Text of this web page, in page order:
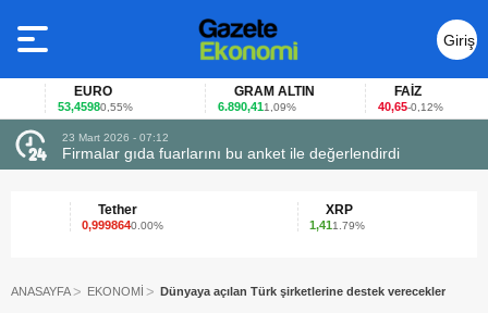
Giriş
Yap
EURO
53,45980,55%
GRAM ALTIN
6.890,411,09%
FAİZ
40,65 -0,12%
23 Mart 2026 - 07:12
Firmalar gıda fuarlarını bu anket ile değerlendirdi
Tether
0,9998640.00%
XRP
1.79%
ANASAYFA EKONOMİ Dünyaya açılan Türk şirketlerine destek verecekler